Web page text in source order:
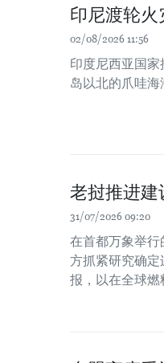
印尼渡轮
02/08/2026 11:56
印度尼西亚国
岛以北的爪哇海
老挝推进建
31/07/2026 09:20
在首都万象举
方抓紧研究确
报，以在全球燃